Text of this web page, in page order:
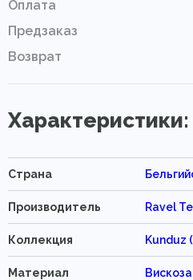
Оплата
Предзаказ
Возврат
Характеристики:
Страна
Производитель Ravel
Коллекция Kunduz
Материал Вискоза